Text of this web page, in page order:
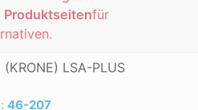
Produktseitenfür
(KRONE) LSA-PLUS
46-207